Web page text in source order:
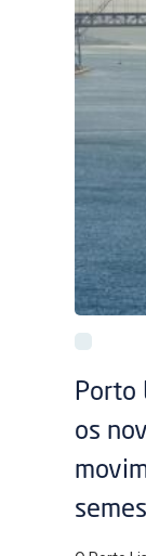
Porto
os